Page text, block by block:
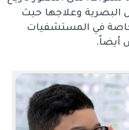
البصرية وعلاجها حيث
في المستشفيات
أيضاً.